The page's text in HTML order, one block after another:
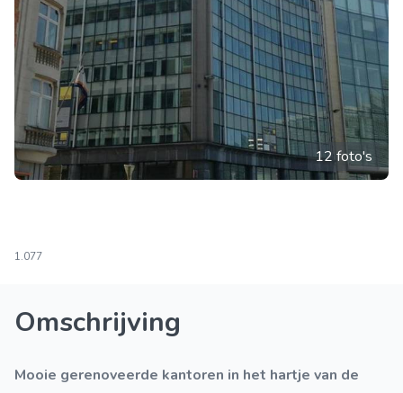
12 foto's
1.077
Omschrijving
Mooie gerenoveerde kantoren in het hartje van de